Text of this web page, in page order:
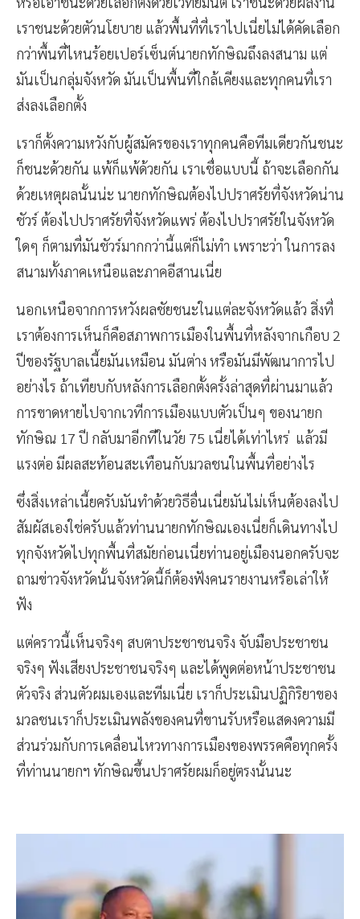
เราชนะด้วยตัวนโยบาย แล้วพื้นที่ที่เราไปเนี่ยไม่ได้คัดเลือก
กว่าพื้นที่ไหนร้อยเปอร์เซ็นต์นายกทักษิณถึงลงสนาม แต่
มันเป็นกลุ่มจังหวัด มันเป็นพื้นที่ใกล้เคียงและทุกคนที่เรา
ส่งลงเลือกตั้ง
เราก็ตั้งความหวังกับผู้สมัครของเราทุกคนคือทีมเดียวกันชนะ
ก็ชนะด้วยกัน แพ้ก็แพ้ด้วยกัน เราเชื่อแบบนี้ ถ้าจะเลือกกัน
ด้วยเหตุผลนั้นน่ะ นายกทักษิณต้องไปปราศรัยที่จังหวัดน่าน
ชัวร์ ต้องไปปราศรัยที่จังหวัดแพร่ ต้องไปปราศรัยในจังหวัด
ใดๆ ก็ตามที่มันชัวร์มากกว่านี้แต่ก็ไม่ทำ เพราะว่า ในการลง
สนามทั้งภาคเหนือและภาคอีสานเนี่ย
นอกเหนือจากการหวังผลชัยชนะในแต่ละจังหวัดแล้ว สิ่งที่
เราต้องการเห็นก็คือสภาพการเมืองในพื้นที่หลังจากเกือบ 2
ปีของรัฐบาลเนี้ยมันเหมือน มันต่าง หรือมันมีพัฒนาการไป
อย่างไร ถ้าเทียบกับหลังการเลือกตั้งครั้งล่าสุดที่ผ่านมาแล้ว
การขาดหายไปจากเวทีการเมืองแบบตัวเป็นๆ ของนายก
ทักษิณ 17 ปี กลับมาอีกทีในวัย 75 เนี่ยได้เท่าไหร่ แล้วมี
แรงต่อ มีผลสะท้อนสะเทือนกับมวลชนในพื้นที่อย่างไร
ซึ่งสิ่งเหล่าเนี้ยครับมันทำด้วยวิธีอื่นเนี่ยมันไม่เห็นต้องลงไป
สัมผัสเองใช่ครับแล้วท่านนายกทักษิณเองเนี่ยก็เดินทางไป
ทุกจังหวัดไปทุกพื้นที่สมัยก่อนเนี่ยท่านอยู่เมืองนอกครับจะ
ถามข่าวจังหวัดนั้นจังหวัดนี้ก็ต้องฟังคนรายงานหรือเล่าให้
ฟัง
แต่คราวนี้เห็นจริงๆ สบตาประชาชนจริง จับมือประชาชน
จริงๆ ฟังเสียงประชาชนจริงๆ และได้พูดต่อหน้าประชาชน
ตัวจริง ส่วนตัวผมเองและทีมเนี่ย เราก็ประเมินปฏิกิริยาของ
มวลชนเราก็ประเมินพลังของคนที่ขานรับหรือแสดงความมี
ส่วนร่วมกับการเคลื่อนไหวทางการเมืองของพรรคคือทุกครั้ง
ที่ท่านนายกฯ ทักษิณขึ้นปราศรัยผมก็อยู่ตรงนั้นนะ